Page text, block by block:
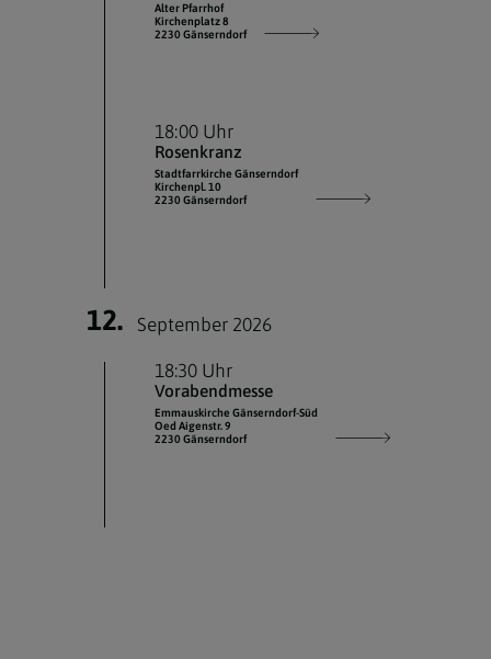
Alter Pfarrhof
Kirchenplatz 8
2230 Gänserndorf
18:00 Uhr
Rosenkranz
Stadtfarrkirche Gänserndorf
Kirchenpl. 10
2230 Gänserndorf
12. September 2026
18:30 Uhr
Vorabendmesse
Emmauskirche Gänserndorf-Süd
Oed Aigenstr. 9
2230 Gänserndorf